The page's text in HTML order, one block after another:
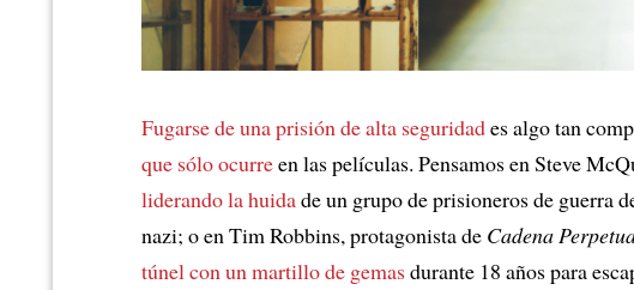
Fugarse de una prisión de alta seguridades algo tan
que sólo ocurreen las películas. Pensamos en Steve
liderando la huidade un grupo de prisioneros de guerra
nazi; o en Tim Robbins, protagonista de Cadena
túnel con un martillo de gemasdurante 18 años para